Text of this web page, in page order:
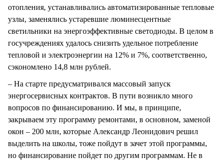
отопления, устанавливались автоматизированные тепловые
узлы, заменялись устаревшие люминесцентные
светильники на энергоэффективные светодиоды. В целом в
госучреждениях удалось снизить удельное потребление
тепловой и электроэнергии на 12% и 7%, соответственно,
сэкономлено 14,8 млн рублей.
– На старте предусматривался массовый запуск
энергосервисных контрактов. В пути возникло много
вопросов по финансированию. И мы, в принципе,
закрываем эту программу ремонтами, в основном, заменой
окон – 200 млн, которые Александр Леонидович решил
выделить на школы, тоже пойдут в зачет этой программы,
но финансирование пойдет по другим программам. Не в